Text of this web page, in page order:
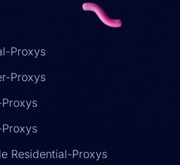
Proxys
Proxys
Residential-Proxys